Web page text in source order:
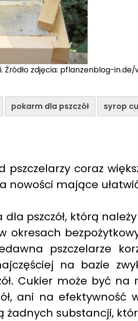
Źródło zdjęcia: pflanzenblog-
pokarm dla pszczół syrop
coraz
nowości mające
pszczół, którą
okresach
pszczelarze
na bazie
Cukier może być na
ani na efektywność
substancji,